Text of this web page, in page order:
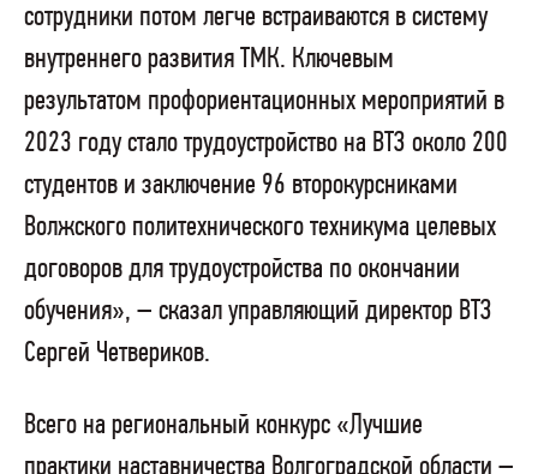
сотрудники потом легче встраиваются в систему
внутреннего развития ТМК. Ключевым
результатом профориентационных мероприятий в
2023 году стало трудоустройство на ВТЗ около 200
студентов и заключение 96 второкурсниками
Волжского политехнического техникума целевых
договоров для трудоустройства по окончании
обучения», – сказал управляющий директор ВТЗ
Сергей Четвериков.
Всего на региональный конкурс «Лучшие
практики наставничества Волгоградской области –